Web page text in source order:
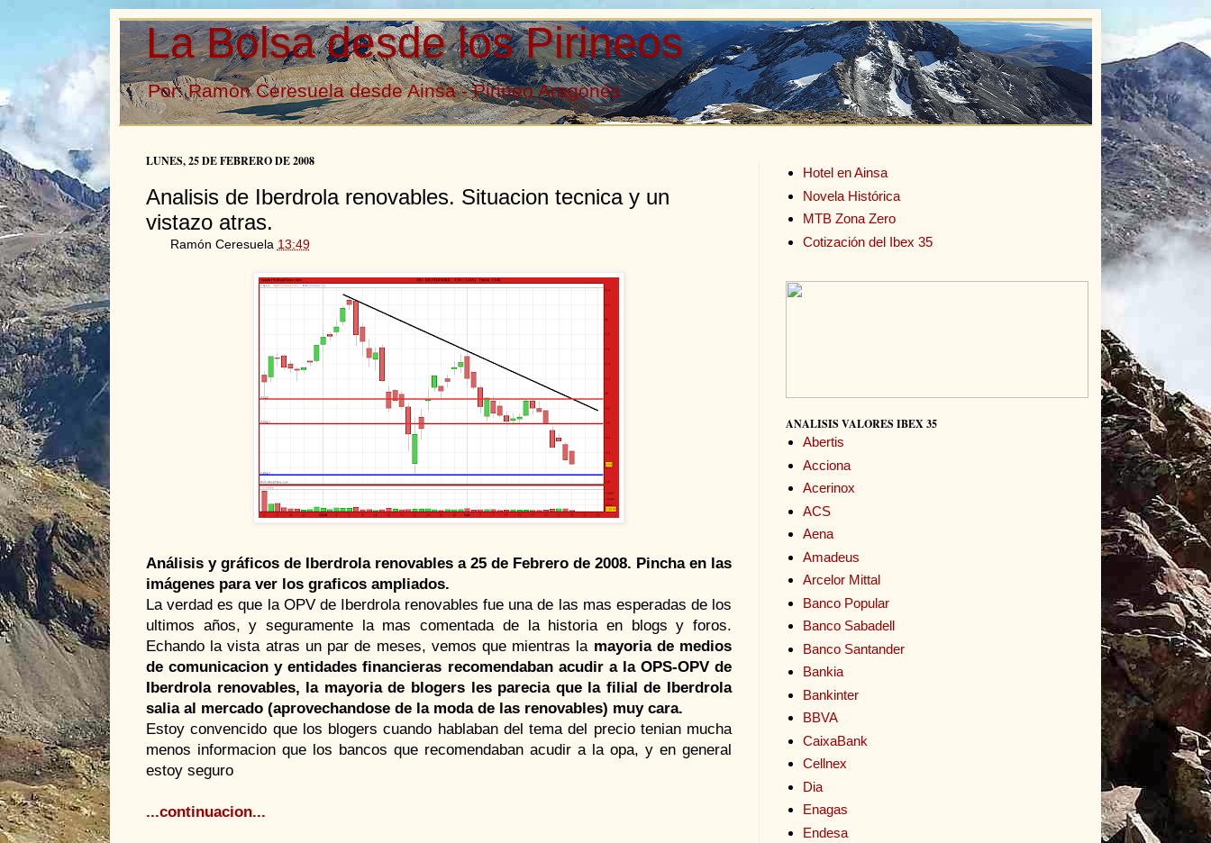
La Bolsa desde los Pirineos
Por: Ramón Ceresuela desde Ainsa - Pirineo Aragonés
LUNES, 25 DE FEBRERO DE 2008
Analisis de Iberdrola renovables. Situacion tecnica y un
vistazo atras.
Ramón Ceresuela 13:49
Análisis y gráficos de Iberdrolarenovables a 25 de Febrero de 2008. Pincha en las
imágenes para ver los graficos ampliados.
La verdad es que la OPVde Iberdrolarenovables fue una de las mas esperadas de los
ultimos años, y seguramente la mas comentada de la historia en blogs y foros.
Echando la vista atras un par de meses, vemos que mientras la mayoriade medios
decomunicacion y entidades financieras recomendaban acudir a la OPS-OPV de
Iberdrolarenovables, la mayoriade blogersles pareciaque la filial de Iberdrola
salia al mercado (aprovechandose de la moda de las renovables) muy cara.
Estoy convencido que los blogers cuando hablaban del tema del precio tenianmucha
menos informacion que los bancos que recomendaban acudir a la opa, y en general
estoy seguro
...continuacion...
Hotel en Ainsa
Novela Histórica
MTB Zona Zero
Cotización del Ibex 35
ANALISIS VALORES IBEX 35
Abertis
Acciona
Acerinox
ACS
Aena
Amadeus
Arcelor Mittal
Banco Popular
Banco Sabadell
Banco Santander
Bankia
Bankinter
BBVA
CaixaBank
Cellnex
Dia
Enagas
Endesa